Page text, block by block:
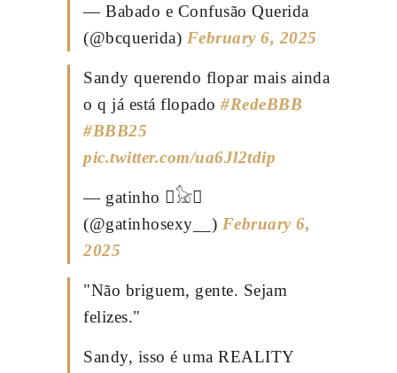
— Babado e Confusão Querida
(@bcquerida) February 6, 2025
Sandy querendo flopar mais ainda
o q já está flopado #RedeBBB
#BBB25
pic.twitter.com/ua6Jl2tdip
— gatinho 𓃠
(@gatinhosexy__) February 6,
2025
"Não briguem, gente. Sejam
felizes."
Sandy, isso é uma REALITY